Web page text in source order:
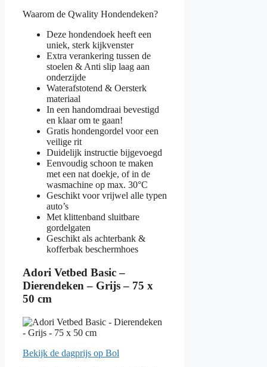
Waarom de Qwality Hondendeken?
Deze hondendoek heeft een
uniek, sterk kijkvenster
Extra verankering tussen de
stoelen & Anti slip laag aan
onderzijde
Waterafstotend & Oersterk
materiaal
In een handomdraai bevestigd
en klaar om te gaan!
Gratis hondengordel voor een
veilige rit
Duidelijk instructie bijgevoegd
Eenvoudig schoon te maken
met een nat doekje, of in de
wasmachine op max. 30°C
Geschikt voor vrijwel alle typen
auto’s
Met klittenband sluitbare
gordelgaten
Geschikt als achterbank &
kofferbak beschermhoes
Adori Vetbed Basic –
Dierendeken – Grijs – 75 x
50 cm
Bekijk de dagprijs op Bol